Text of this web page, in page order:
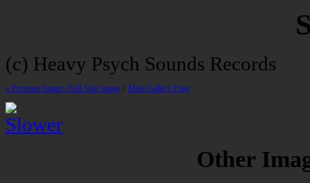
(c) Heavy Psych Sounds Records
« Previous Image | Full-Size Image Main Gallery Page
Other